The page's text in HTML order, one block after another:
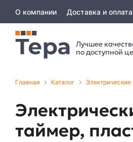
О компании Доставка и оплата
Лучшее
по доступной
Главная Каталог
таймер,